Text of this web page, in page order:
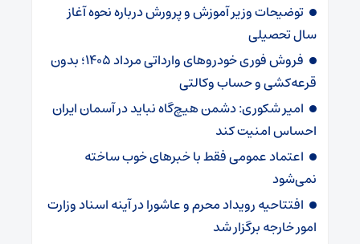
توضیحات وزیر آموزش و پرورش درباره نحوه آغاز
سال تحصیلی
فروش فوری خودروهای وارداتی مرداد ۱۴۰۵؛ بدون
قرعه‌کشی و حساب وکالتی
امیر شکوری: دشمن هیچ‌گاه نباید در آسمان ایران
احساس امنیت کند
اعتماد عمومی فقط با خبرهای خوب ساخته
نمی‌شود
افتتاحیه رویداد محرم و عاشورا در آینه اسناد وزارت
امور خارجه برگزار شد